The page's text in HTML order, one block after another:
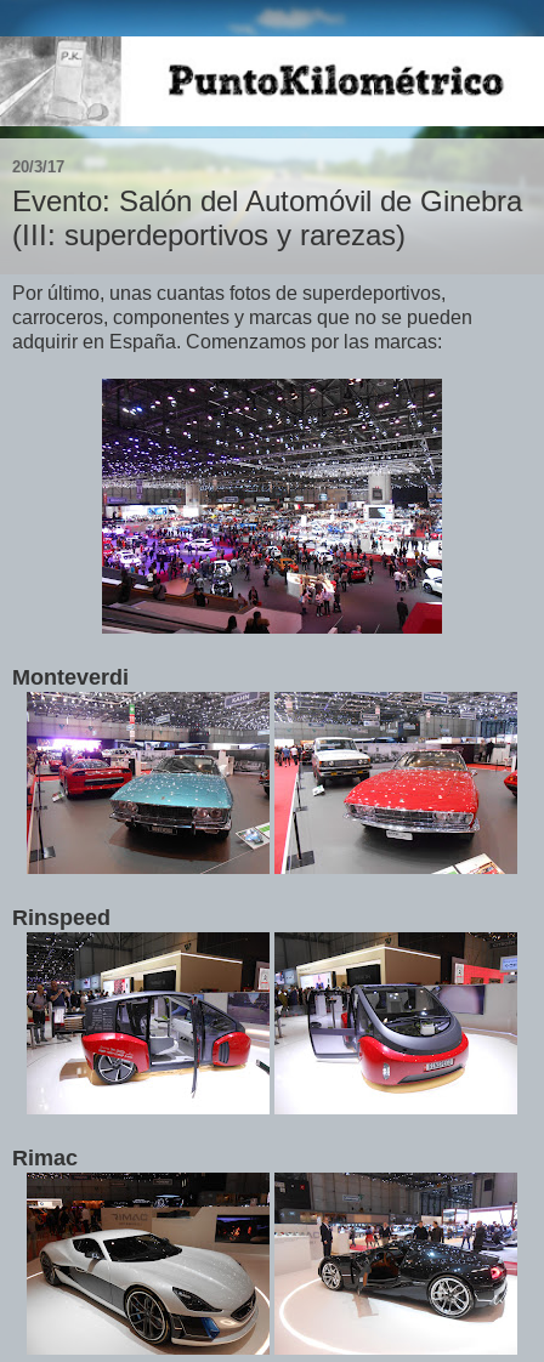
20/3/17
Evento: Salón del Automóvil de Ginebra
(III: superdeportivos y rarezas)
Por último, unas cuantas fotos de superdeportivos,
carroceros, componentes y marcas que no se pueden
adquirir en España. Comenzamos por las marcas:
Monteverdi
Rinspeed
Rimac